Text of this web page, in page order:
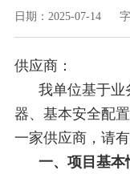
日期：2025-07-14
供应商：
我单位基于业
器、基本安全配
一家供应商
一、项目基本